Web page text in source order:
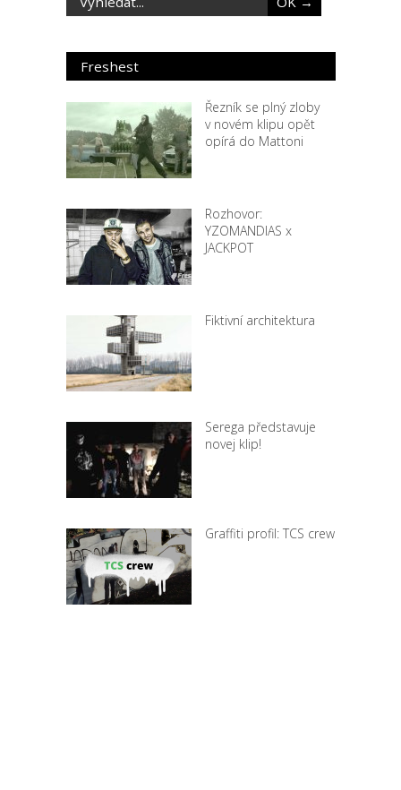
Freshest
Řezník se plný zloby
v novém klipu opět
opírá do Mattoni
Rozhovor:
YZOMANDIAS x
JACKPOT
Fiktivní architektura
Serega představuje
novej klip!
Graffiti profil: TCS crew